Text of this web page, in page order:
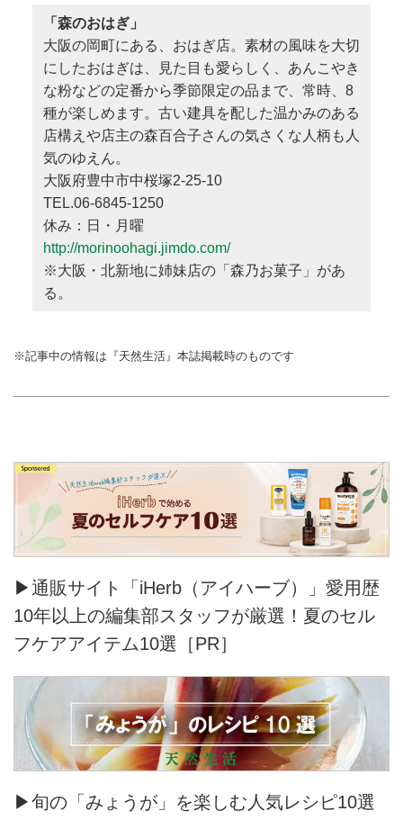
「森のおはぎ」
大阪の岡町にある、おはぎ店。素材の風味を大切
にしたおはぎは、見た目も愛らしく、あんこやき
な粉などの定番から季節限定の品まで、常時、8
種が楽しめます。古い建具を配した温かみのある
店構えや店主の森百合子さんの気さくな人柄も人
気のゆえん。
大阪府豊中市中桜塚2-25-10
TEL.06-6845-1250
休み：日・月曜
http://morinoohagi.jimdo.com/
※大阪・北新地に姉妹店の「森乃お菓子」があ
る。
※記事中の情報は『天然生活』本誌掲載時のものです
▶通販サイト「iHerb（アイハーブ）」愛用歴
10年以上の編集部スタッフが厳選！夏のセル
フケアアイテム10選［PR］
▶旬の「みょうが」を楽しむ人気レシピ10選